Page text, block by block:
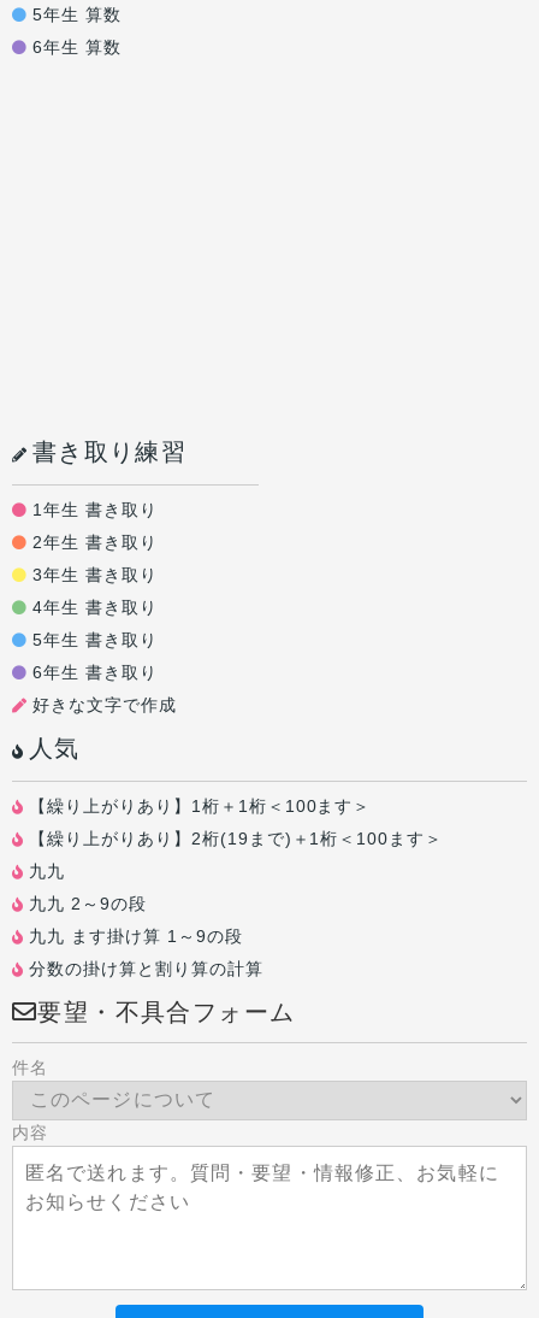
5年生 算数
6年生 算数
書き取り練習
1年生 書き取り
2年生 書き取り
3年生 書き取り
4年生 書き取り
5年生 書き取り
6年生 書き取り
好きな文字で作成
人気
【繰り上がりあり】1桁＋1桁＜100ます＞
【繰り上がりあり】2桁(19まで)＋1桁＜100ます＞
九九
九九 2～9の段
九九 ます掛け算 1～9の段
分数の掛け算と割り算の計算
要望・不具合フォーム
件名
内容